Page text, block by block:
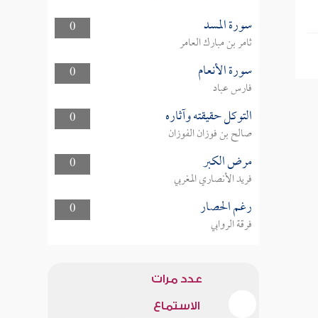
0 سورة المسد
ثامر بن مبارك العامر
0
سورة الأنعام
فارس عباد
0
التوكل حقيقته وآثاره
صالح بن فوزان الفوزان
0
مرض الكبر
فريد الأنصاري المغربي
0
رغم الحصار
فرقة الروابي
عدد مرات
الاستماع